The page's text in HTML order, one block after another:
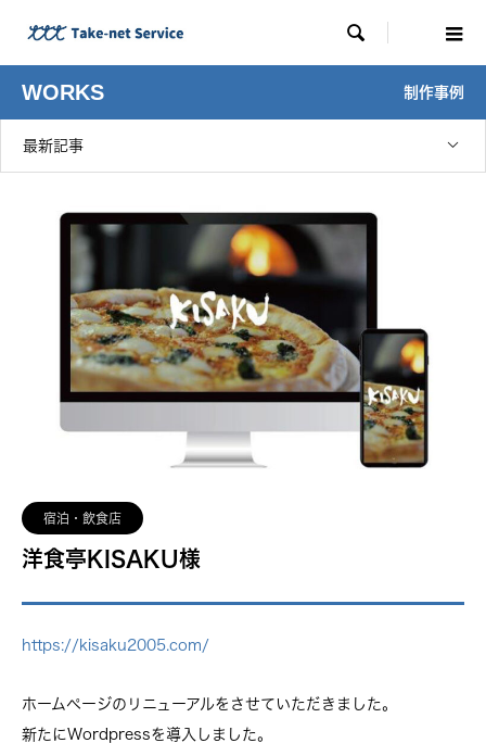

WORKS 制作事例
最新記事
宿泊・飲食店
洋食亭KISAKU様
https://kisaku2005.com/
ホームページのリニューアルをさせていただきました。
新たにWordpressを導入しました。